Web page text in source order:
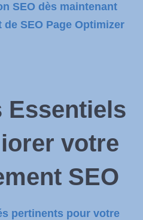
SEO dès maintenant
SEO Page Optimizer
Essentiels
votre
SEO
pertinents pour votre